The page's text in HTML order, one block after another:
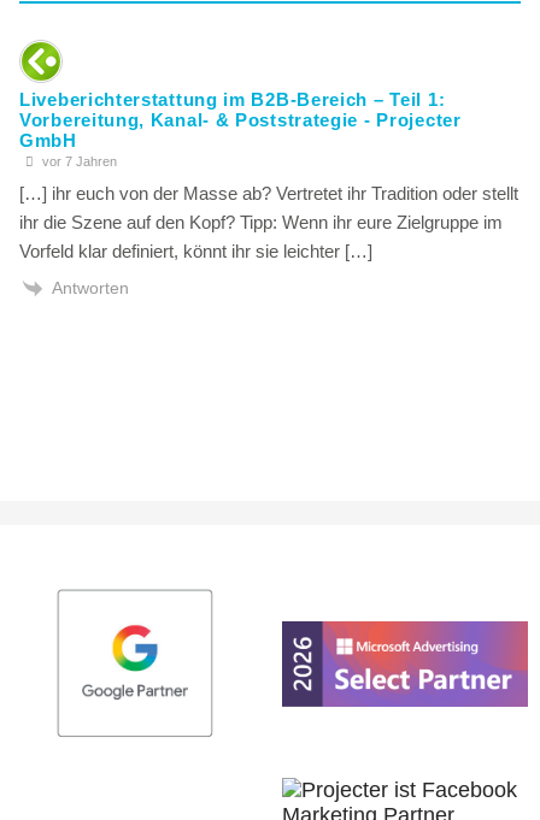
Liveberichterstattung im B2B-Bereich – Teil 1:
Vorbereitung, Kanal- & Poststrategie - Projecter
GmbH
vor 7 Jahren
[…] ihr euch von der Masse ab? Vertretet ihr Tradition oder stellt
ihr die Szene auf den Kopf? Tipp: Wenn ihr eure Zielgruppe im
Vorfeld klar definiert, könnt ihr sie leichter […]
Antworten